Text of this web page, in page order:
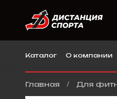
Каталог О компании
Главная Для